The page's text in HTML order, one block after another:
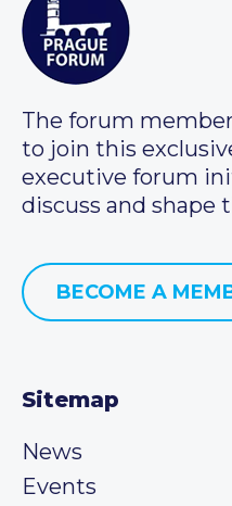
The forum
to join this
executive forum
discuss and shape
BECOME A
Sitemap
News
Events